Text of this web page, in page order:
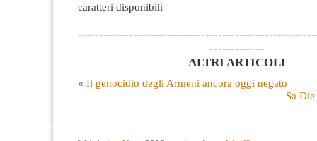
caratteri disponibili
-------------
ALTRI ARTICOLI
« Il genocidio degli Armeni ancora oggi negato
Sa